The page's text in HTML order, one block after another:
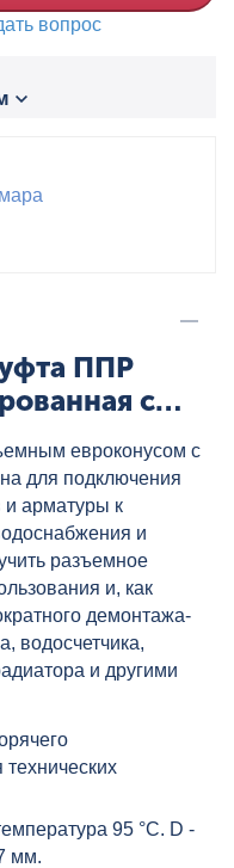
вопрос
ППР
с
артикул:
евроконусом с
для подключения
и арматуры к
и
разъемное
и, как
демонтажа-
водосчетчика,
и другими
95 °C. D -
мм.